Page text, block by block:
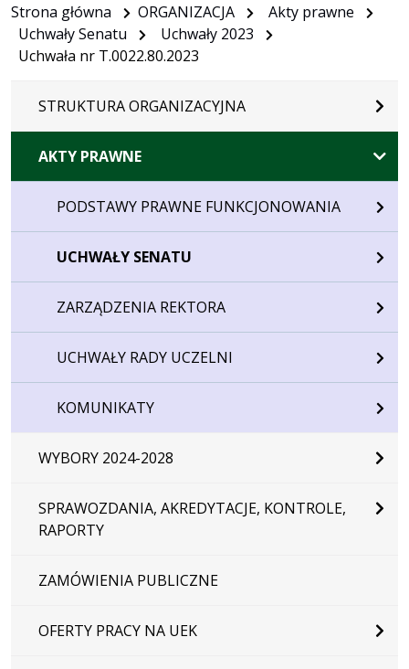
Strona główna ORGANIZACJA
Akty prawne
Uchwały Senatu
Uchwały 2023
Uchwała nr T.0022.80.2023
STRUKTURA ORGANIZACYJNA
AKTY PRAWNE
PODSTAWY PRAWNE FUNKCJONOWANIA
UCHWAŁY SENATU
ZARZĄDZENIA REKTORA
UCHWAŁY RADY UCZELNI
KOMUNIKATY
WYBORY 2024-2028
SPRAWOZDANIA, AKREDYTACJE, KONTROLE,
RAPORTY
ZAMÓWIENIA PUBLICZNE
OFERTY PRACY NA UEK